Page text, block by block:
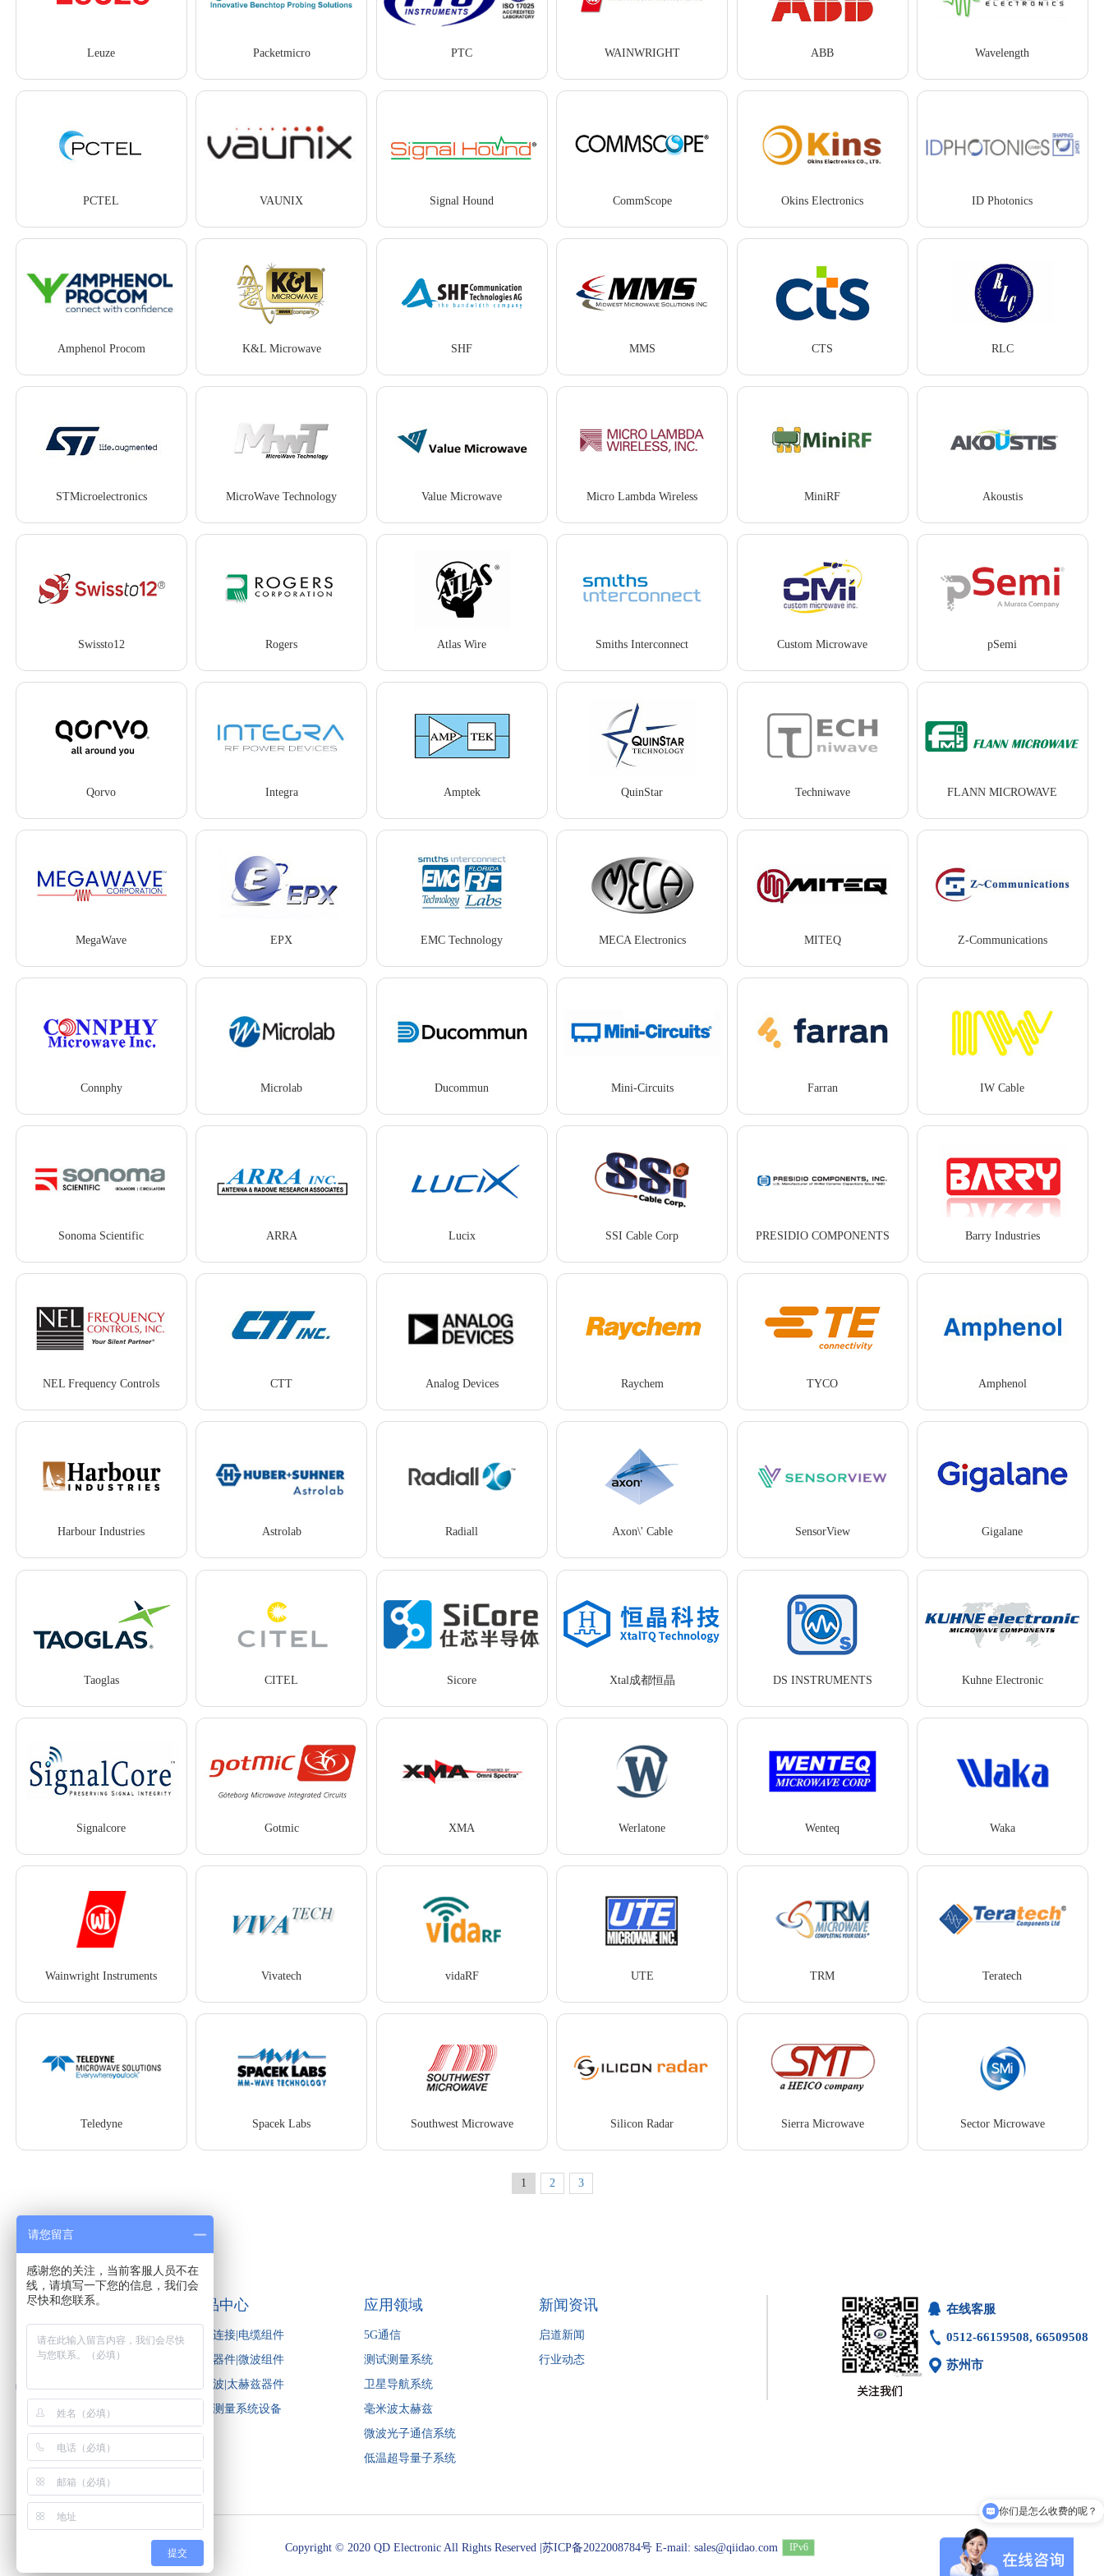
Leuze Packetmicro PTC WAINWRIGHT ABB Wavelength
PCTEL VAUNIX Signal Hound CommScope Okins Electronics ID Photonics
Amphenol Procom K&L Microwave SHF MMS CTS RLC
STMicroelectronics MicroWave Technology Value Microwave Micro Lambda Wireless MiniRF Akoustis
Swissto12 Rogers Atlas Wire Smiths Interconnect Custom Microwave pSemi
Qorvo Integra Amptek QuinStar Techniwave FLANN MICROWAVE
MegaWave EPX EMC Technology MECA Electronics MITEQ Z-Communications
Connphy Microlab Ducommun Mini-Circuits Farran IW Cable
Sonoma Scientific ARRA Lucix SSI Cable Corp PRESIDIO COMPONENTS Barry Industries
NEL Frequency Controls CTT Analog Devices Raychem TYCO Amphenol
Harbour Industries Astrolab Radiall Axon\' Cable SensorView Gigalane
Taoglas CITEL Sicore Xtal成都恒晶 DS INSTRUMENTS Kuhne Electronic
Signalcore Gotmic XMA Werlatone Wenteq Waka
Wainwright Instruments Vivatech vidaRF UTE TRM Teratech
Teledyne Spacek Labs Southwest Microwave Silicon Radar Sierra Microwave Sector Microwave
1 2 3
关于启道
关于启道
启道投资
品牌合作
产品中心
电缆连接|电缆组件
微波器件|微波组件
毫米波|太赫兹器件
测试测量系统设备
应用领域
5G通信
测试测量系统
卫星导航系统
毫米波太赫兹
微波光子通信系统
低温超导量子系统
新闻资讯
启道新闻
行业动态
在线客服
0512-66159508, 66509508
苏州市
Copyright © 2020 QD Electronic All Rights Reserved |苏ICP备2022008784号 E-mail: sales@qiidao.com IPv6
公司介绍?
请您留言
感谢您的关注，当前客服人员不在
线，请填写一下您的信息，我们会
尽快和您联系。
提交